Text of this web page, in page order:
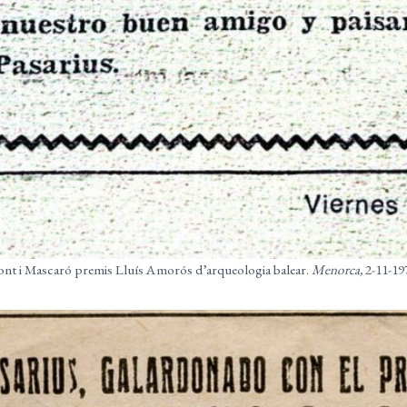
i Mascaró premis Lluís Amorós d’arqueologia balear. Menorca,2-11-